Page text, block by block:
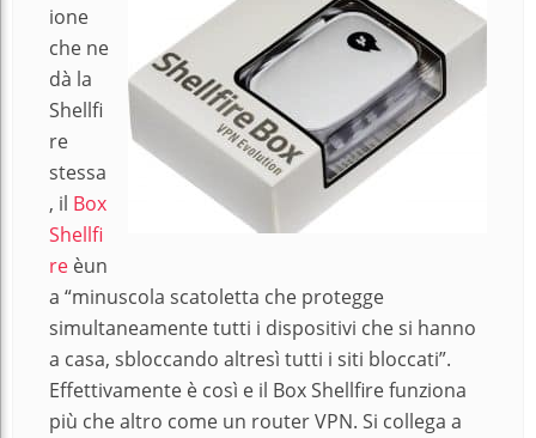
ione
che ne
dà la
Shellfi
re
stessa
, il Box
Shellfi
re èun
a “minuscola scatoletta che protegge
simultaneamente tutti i dispositivi che si hanno
a casa, sbloccando altresì tutti i siti bloccati”.
Effettivamente è così e il Box Shellfire funziona
più che altro come un router VPN. Si collega a